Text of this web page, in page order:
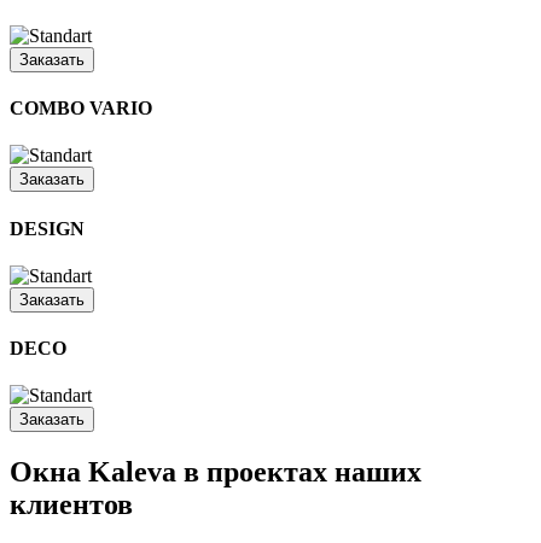
Заказать
COMBO VARIO
Заказать
DESIGN
Заказать
DECO
Заказать
Окна Kaleva в проектах наших
клиентов